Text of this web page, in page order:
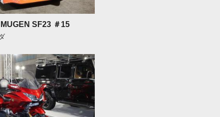
SF23 ＃15